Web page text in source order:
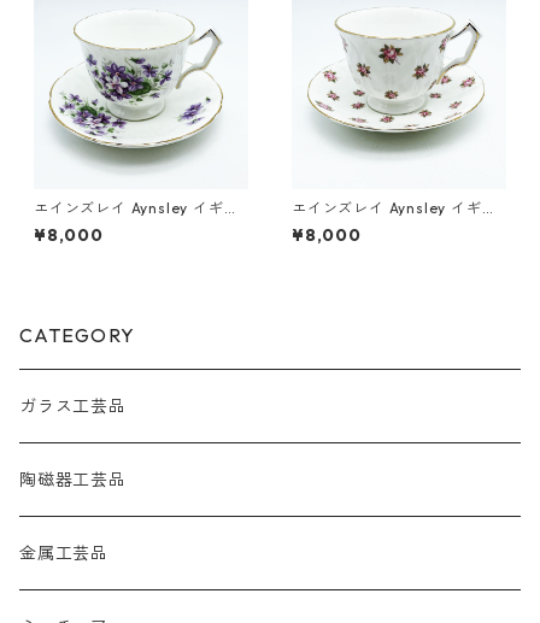
エインズレイ Aynsley イギリ
ス カップ&ソーサー イングリ
ッシュバイオレット ヴィンテ
¥8,000
エインズレイ Aynsley イギリ
ス カップ&ソーサー ローズデ
ール ヴィンテージ
¥8,000
CATEGORY
ガラス工芸品
陶磁器工芸品
金属工芸品